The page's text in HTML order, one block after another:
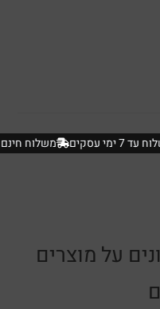
7 ימי עסקים משלוח חינם
על מוצרים